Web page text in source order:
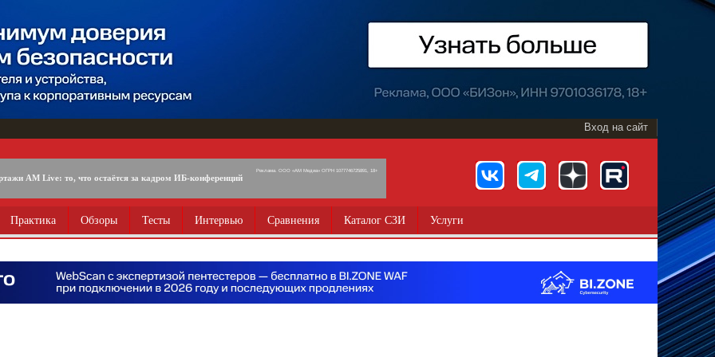
Вход на сайт
AM Live: то, что остаётся за кадром ИБ-конференций
Реклама. ООО «АМ Медиа» ОГРН 1077746725891, 18+
Практика Обзоры Тесты Интервью Сравнения Каталог СЗИ Услуги